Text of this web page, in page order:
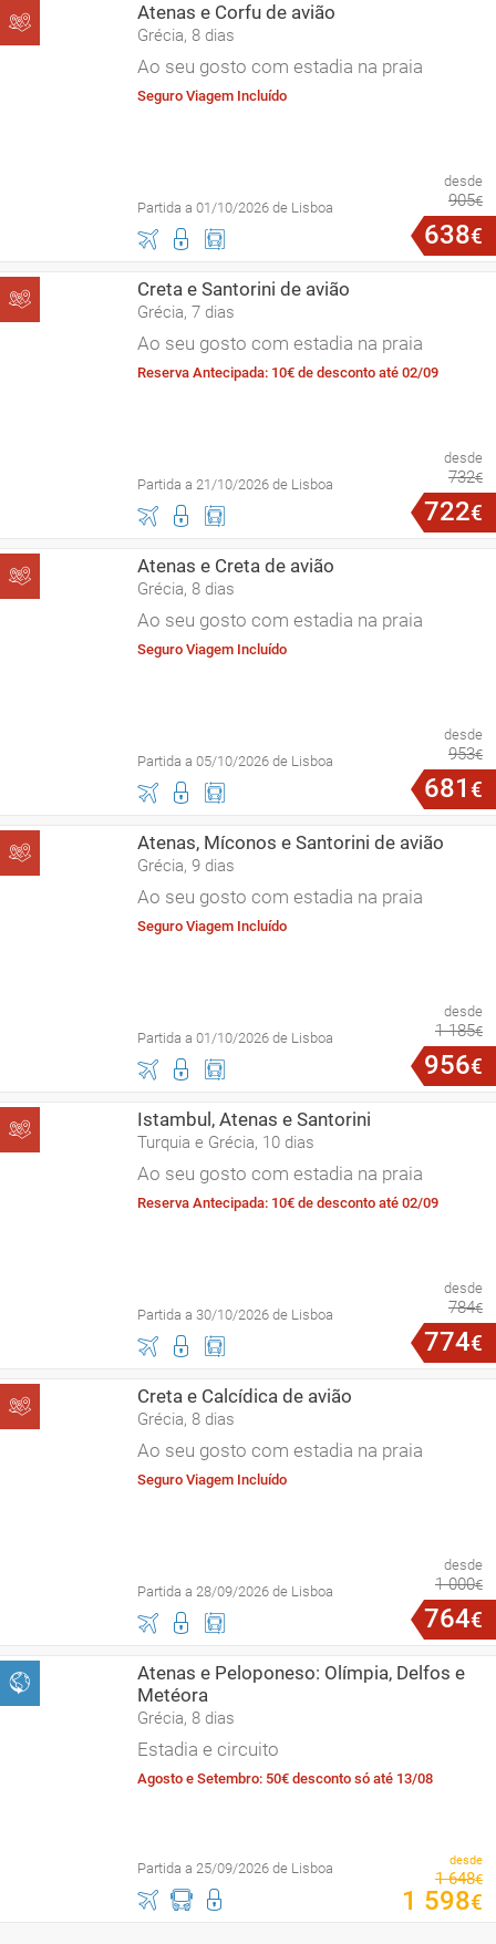
Atenas e Corfu de avião
Grécia, 8 dias
Ao seu gosto com estadia na praia
Seguro Viagem Incluído
Partida a 01/10/2026 de Lisboa
desde
905€
638€
Creta e Santorini de avião
Grécia, 7 dias
Ao seu gosto com estadia na praia
Reserva Antecipada: 10€ de desconto até 02/09
Partida a 21/10/2026 de Lisboa
desde
732€
722€
Atenas e Creta de avião
Grécia, 8 dias
Ao seu gosto com estadia na praia
Seguro Viagem Incluído
Partida a 05/10/2026 de Lisboa
desde
953€
681 €
Atenas, Míconos e Santorini de avião
Grécia, 9 dias
Ao seu gosto com estadia na praia
Seguro Viagem Incluído
Partida a 01/10/2026 de Lisboa
desde
1 185€
956€
Istambul, Atenas e Santorini
Turquia e Grécia, 10 dias
Ao seu gosto com estadia na praia
Reserva Antecipada: 10€ de desconto até 02/09
Partida a 30/10/2026 de Lisboa
desde
784€
774€
Creta e Calcídica de avião
Grécia, 8 dias
Ao seu gosto com estadia na praia
Seguro Viagem Incluído
Partida a 28/09/2026 de Lisboa
desde
1 000€
764€
Atenas e Peloponeso: Olímpia, Delfos e
Metéora
Grécia, 8 dias
Estadia e circuito
Agosto e Setembro: 50€ desconto só até 13/08
Partida a 25/09/2026 de Lisboa desde
1 648€
1 598€